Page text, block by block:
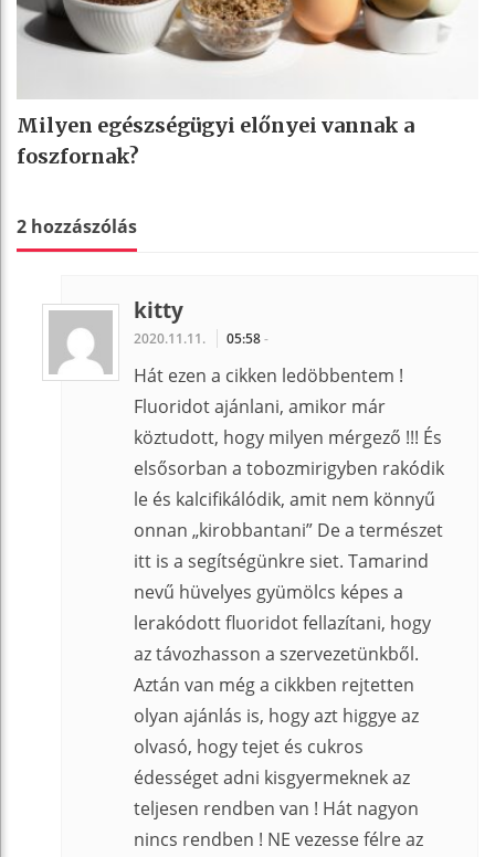
Milyen egészségügyi előnyei vannak a
foszfornak?
2 hozzászólás
kitty
2020.11.11. 05:58-
Hát ezen a cikken ledöbbentem !
Fluoridot ajánlani, amikor már
köztudott, hogy milyen mérgező !!! És
elsősorban a tobozmirigyben rakódik
le és kalcifikálódik, amit nem könnyű
onnan „kirobbantani” De a természet
itt is a segítségünkre siet. Tamarind
nevű hüvelyes gyümölcs képes a
lerakódott fluoridot fellazítani, hogy
az távozhasson a szervezetünkből.
Aztán van még a cikkben rejtetten
olyan ajánlás is, hogy azt higgye az
olvasó, hogy tejet és cukros
édességet adni kisgyermeknek az
teljesen rendben van ! Hát nagyon
nincs rendben ! NE vezesse félre az